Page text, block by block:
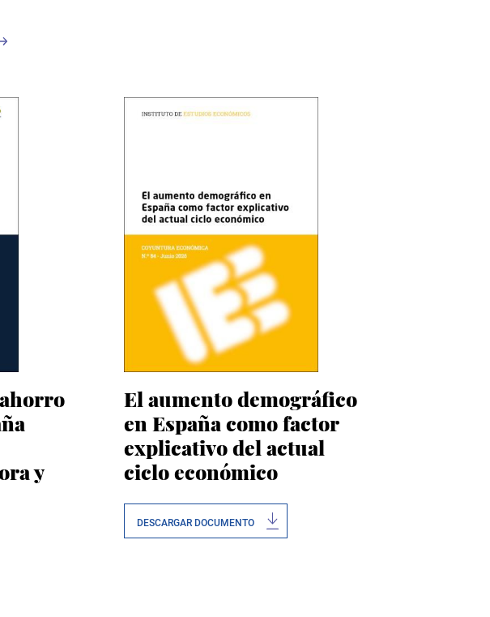
y
El aumento demográfico
en España como factor
explicativo del actual
ciclo económico
DESCARGAR DOCUMENTO